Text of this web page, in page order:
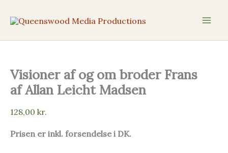
Visioner af og om broder Frans
af Allan Leicht Madsen
128,00 kr.
Prisen er inkl. forsendelse i DK.